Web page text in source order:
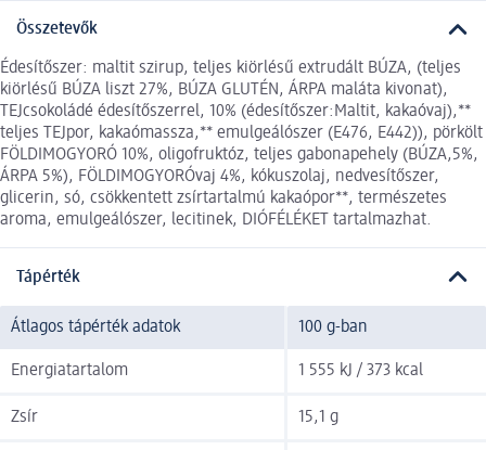
Összetevők
Édesítőszer: maltit szirup, teljes kiörlésű extrudált BÚZA, (teljes
kiörlésű BÚZA liszt 27%, BÚZA GLUTÉN, ÁRPA maláta kivonat),
TEJcsokoládé édesítőszerrel, 10% (édesítőszer:Maltit, kakaóvaj),**
teljes TEJpor, kakaómassza,** emulgeálószer (E476, E442)), pörkölt
FÖLDIMOGYORÓ 10%, oligofruktóz, teljes gabonapehely (BÚZA,5%,
ÁRPA 5%), FÖLDIMOGYORÓvaj 4%, kókuszolaj, nedvesítőszer,
glicerin, só, csökkentett zsírtartalmú kakaópor**, természetes
aroma, emulgeálószer, lecitinek, DIÓFÉLÉKET tartalmazhat.
Tápérték
Átlagos tápérték adatok 100 g-ban
Energiatartalom 1 555 kJ / 373 kcal
Zsír 15,1 g